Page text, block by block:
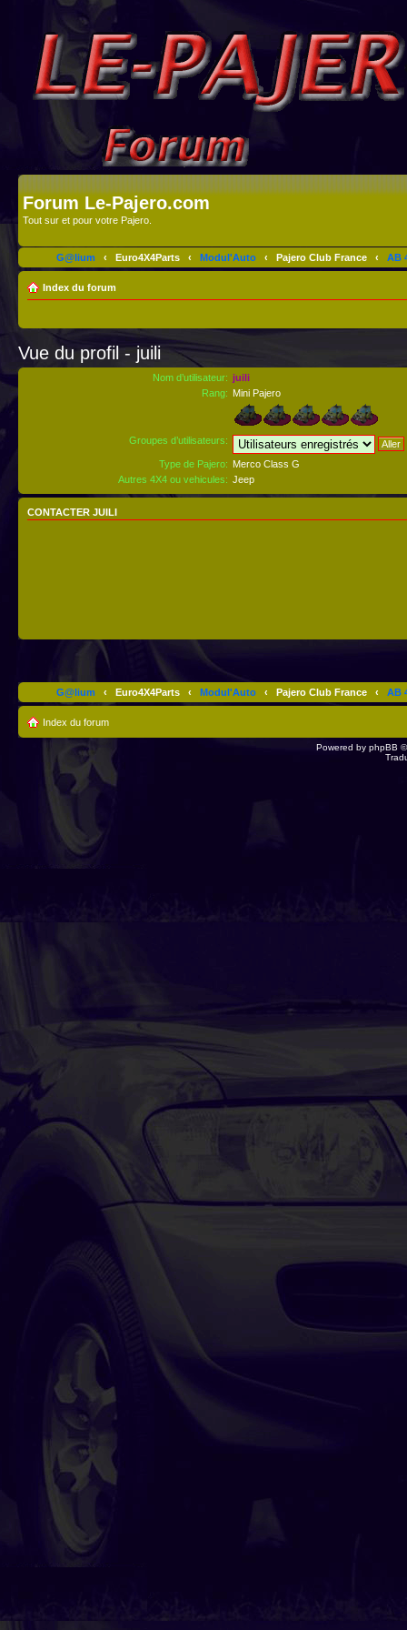
Forum Le-Pajero.com
Tout sur et pour votre Pajero.
G@lium ‹ Euro4X4Parts ‹ Modul'Auto ‹ Pajero Club France ‹ AB
Index du forum
Vue du profil - juili
Nom d’utilisateur: juili
Rang: Mini Pajero
Groupes d’utilisateurs:
Type de Pajero: Merco Class G
Autres 4X4 ou vehicules: Jeep
CONTACTER JUILI
G@lium ‹ Euro4X4Parts ‹ Modul'Auto ‹ Pajero Club France ‹ AB
Index du forum
Powered by phpBB